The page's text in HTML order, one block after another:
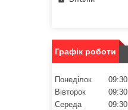
Графік роботи
Понеділок 09:30
Вівторок
09:30
Середа
09:30